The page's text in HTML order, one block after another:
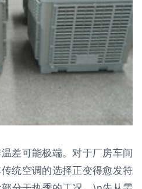
差可能极端。对于厂房车间
统空调的选择正变得愈发符